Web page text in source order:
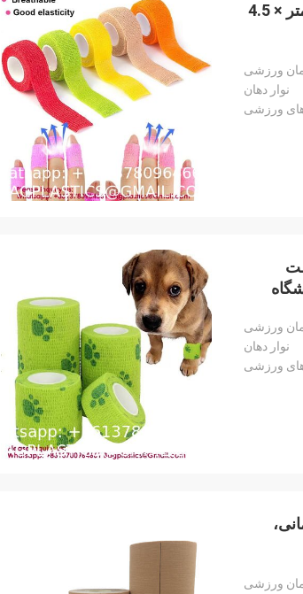
12 رنگ بانداژ خود چسب غیر بافته برای محافظ انگشت و ناخن، 2.5 سانتی متر × 4.5
ورزشی
نوار دهان
ورزشی
ورزشی
نوار دهان
ورزشی
ورزشی